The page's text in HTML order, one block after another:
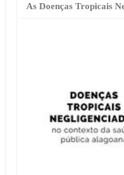
As Doenças Tropicais